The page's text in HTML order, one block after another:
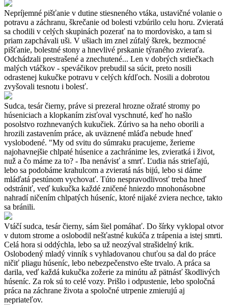
Nepríjemné pišťanie v dutine stiesneného vtáka, ustavičné volanie o
potravu a záchranu, škrečanie od bolesti vzbúrilo celu horu. Zvieratá
sa chodili v celých skupinách pozerať na to mordovisko, a tam si
priam zapchávali uši. V ušiach im znel zúfalý škrek, bezmocné
pišťanie, bolestné stony a hnevlivé prskanie týraného zvieraťa.
Odchádzali prestrašené a znechutené... Len v dobrých srdiečkach
malých vtáčkov - speváčikov prebudil sa súcit, preto nosili
odrastenej kukučke potravu v celých kŕdľoch. Nosili a dobrotou
zvyšovali tesnotu i bolesť.
Sudca, tesár čierny, práve si prezeral hrozne ožraté stromy po
húseniciach a klopkaním zisťoval vyschnuté, keď ho našlo
posolstvo rozhnevaných kukučiek. Zúrivo sa ha neho oborili a
hrozili zastavením práce, ak uväznené mláďa nebude hneď
vyslobodené. "My od svitu do súmraku pracujeme, žerieme
najohavnejšie chlpaté húsenice a zachránime les, zvieratká i život,
nuž a čo máme za to? - Iba nenávisť a smrť. Ľudia nás strieľajú,
lebo sa podobáme krahulcom a zvieratá nás bijú, lebo si dáme
mláďatá pestúnom vychovať. Túto nespravodlivosť treba hneď
odstrániť, veď kukučka každé zničené hniezdo mnohonásobne
nahradí ničením chlpatých húseníc, ktoré nijaké zviera nechce, takto
sa bránili.
Vtáčí sudca, tesár čierny, sám šiel pomáhať. Do šírky vyklopal otvor
v dutom strome a oslobodil nešťastné kukúča z trápenia a istej smrti.
Celá hora si oddýchla, lebo sa už neozýval strašidelný krik.
Oslobodený mladý vinník s vyhladovanou chuťou sa dal do práce
ničiť pliagu húseníc, lebo nebezpečenstvo ešte trvalo. A práca sa
darila, veď každá kukučka zožerie za minútu až pätnásť škodlivých
húseníc. Za rok sú to celé vozy. Prišlo i odpustenie, lebo spoločná
práca na záchrane života a spoločné utrpenie zmierujú aj
nepriateľov.